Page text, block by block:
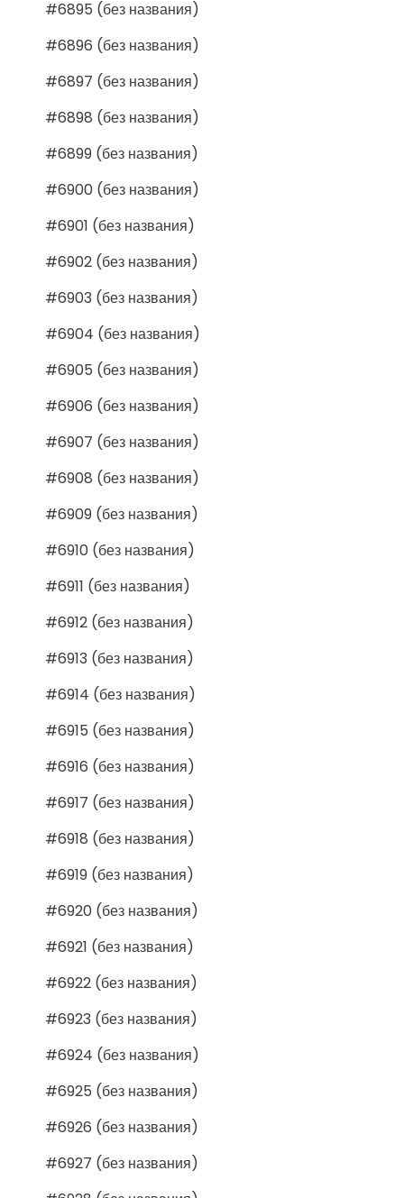
#6895 (без названия)
#6896 (без названия)
#6897 (без названия)
#6898 (без названия)
#6899 (без названия)
#6900 (без названия)
#6901 (без названия)
#6902 (без названия)
#6903 (без названия)
#6904 (без названия)
#6905 (без названия)
#6906 (без названия)
#6907 (без названия)
#6908 (без названия)
#6909 (без названия)
#6910 (без названия)
#6911 (без названия)
#6912 (без названия)
#6913 (без названия)
#6914 (без названия)
#6915 (без названия)
#6916 (без названия)
#6917 (без названия)
#6918 (без названия)
#6919 (без названия)
#6920 (без названия)
#6921 (без названия)
#6922 (без названия)
#6923 (без названия)
#6924 (без названия)
#6925 (без названия)
#6926 (без названия)
#6927 (без названия)